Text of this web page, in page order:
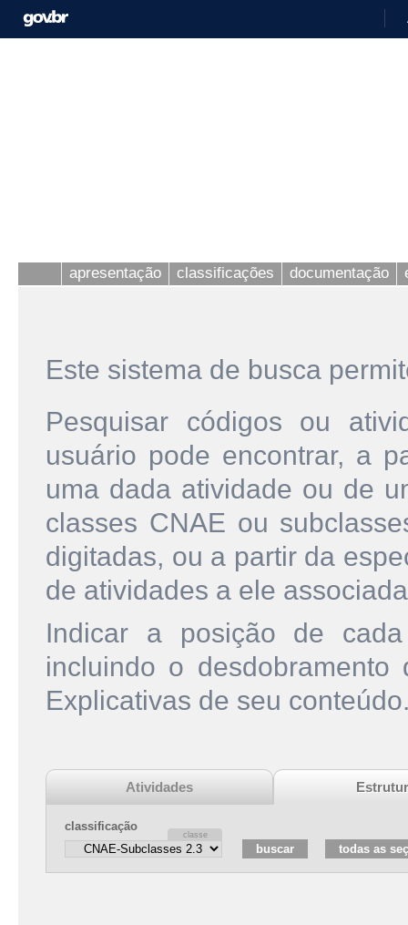
apresentação classificações documentação
Este sistema de busca
Pesquisar códigos ou
usuário pode encontrar, a
uma dada atividade ou de
classes CNAE ou
digitadas, ou a partir da
de atividades a ele
Indicar a posição de
incluindo o
Explicativas de seu
Atividades
classificação